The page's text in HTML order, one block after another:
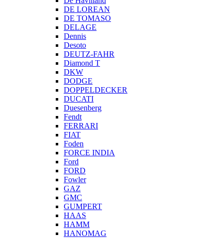
DE LOREAN
DE TOMASO
DELAGE
Dennis
Desoto
DEUTZ-FAHR
Diamond T
DKW
DODGE
DOPPELDECKER
DUCATI
Duesenberg
Fendt
FERRARI
FIAT
Foden
FORCE INDIA
Ford
FORD
Fowler
GAZ
GMC
GUMPERT
HAAS
HAMM
HANOMAG